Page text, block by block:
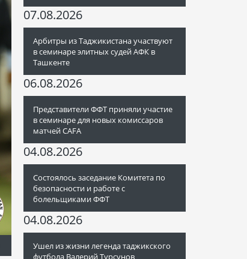
07.08.2026
Арбитры из Таджикистана участвуют
в семинаре элитных судей АФК в
Ташкенте
06.08.2026
Представители ФФТ приняли участие
в семинаре для новых комиссаров
матчей CAFA
04.08.2026
Состоялось заседание Комитета по
безопасности и работе с
болельщиками ФФТ
04.08.2026
Ушел из жизни легенда таджикского
футбола Валерий Турсунов